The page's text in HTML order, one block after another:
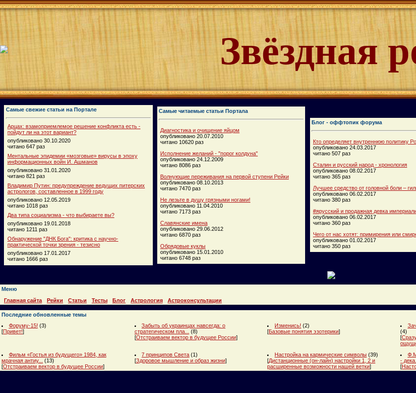
Звёздная
Самые свежие статьи на Портале
Арцах: взамоприемлемое решение конфликта есть -
пойдут ли на этот вариант?
опубликовано 30.10.2020
читано 647 раз
Ментальные эпидемии «мозговые» вирусы в эпоху
информационных войн И. Ашманов
опубликовано 31.01.2020
читано 821 раз
Владимир Путин: предупреждение ведущих питерских
астрологов, составленное в 1999 году
опубликовано 12.05.2019
читано 1018 раз
Два типа социализма - что выбираете вы?
опубликовано 19.01.2018
читано 1211 раз
Обнаружение "ДНК Бога": критика с научно-
практической точки зрения - тезисно
опубликовано 17.01.2017
читано 1666 раз
Самые читаемые статьи Портала
Диагностика и очищение яйцом
опубликовано 20.07.2010
читано 10620 раз
Исполнение желаний - "порог колдуна"
опубликовано 24.12.2009
читано 8086 раз
Волнующие переживания на первой ступени Рейки
опубликовано 08.10.2013
читано 7470 раз
Не лезьте в душу грязными ногами!
опубликовано 11.04.2010
читано 7173 раз
Славянские имена
опубликовано 29.06.2012
читано 6870 раз
Обрядовые куклы
опубликовано 15.01.2010
читано 6748 раз
Блог - оффтопик форума
Кто определяет внутреннюю политику
опубликовано 24.03.2017
читано 507 раз
Сталин и русский народ - хронология
опубликовано 08.02.2017
читано 365 раз
Лучшее средство от головной боли –
опубликовано 06.02.2017
читано 380 раз
#ярусский и продажная девка
опубликовано 06.02.2017
читано 360 раз
Чего от нас хотят: примирения или
опубликовано 01.02.2017
читано 350 раз
Меню
Главная сайта
Рейки Статьи Тесты Блог Астрология Астроконсультации
Последние обновленные темы
Форуму-15! (3)
[Привет!]
Забыть об украинцах навсегда: о
стратегическом пла...
(8)
[Отстраиваем вектор в будущее России]
Изменись! (2)
[Базовые понятия эзотерики]
(4)
[
Фильм «Гостья из будущего» 1984, как
мрачная антиу...
(13)
[Отстраиваем вектор в будущее России]
7 принципов Света (1)
[Здоровое мышление и образ жизни]
Настройка на кармические символы (39)
[Дистанционные (он-лайн) настройки 1, 2 и
расширенные возможности нашей ветки]
-
[